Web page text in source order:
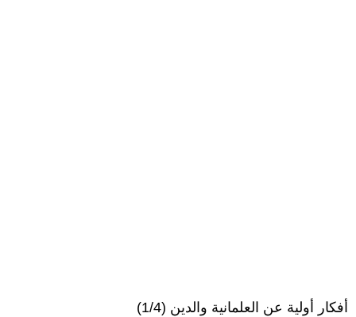
أفكار أولية عن العلمانية والدين (1/4)